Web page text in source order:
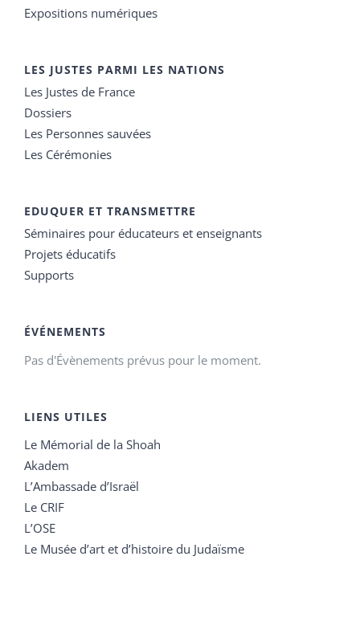
Expositions numériques
LES JUSTES PARMI LES NATIONS
Les Justes de France
Dossiers
Les Personnes sauvées
Les Cérémonies
EDUQUER ET TRANSMETTRE
Séminaires pour éducateurs et enseignants
Projets éducatifs
Supports
ÉVÉNEMENTS
Pas d'Évènements prévus pour le moment.
LIENS UTILES
Le Mémorial de la Shoah
Akadem
L’Ambassade d’Israël
Le CRIF
L’OSE
Le Musée d’art et d’histoire du Judaïsme